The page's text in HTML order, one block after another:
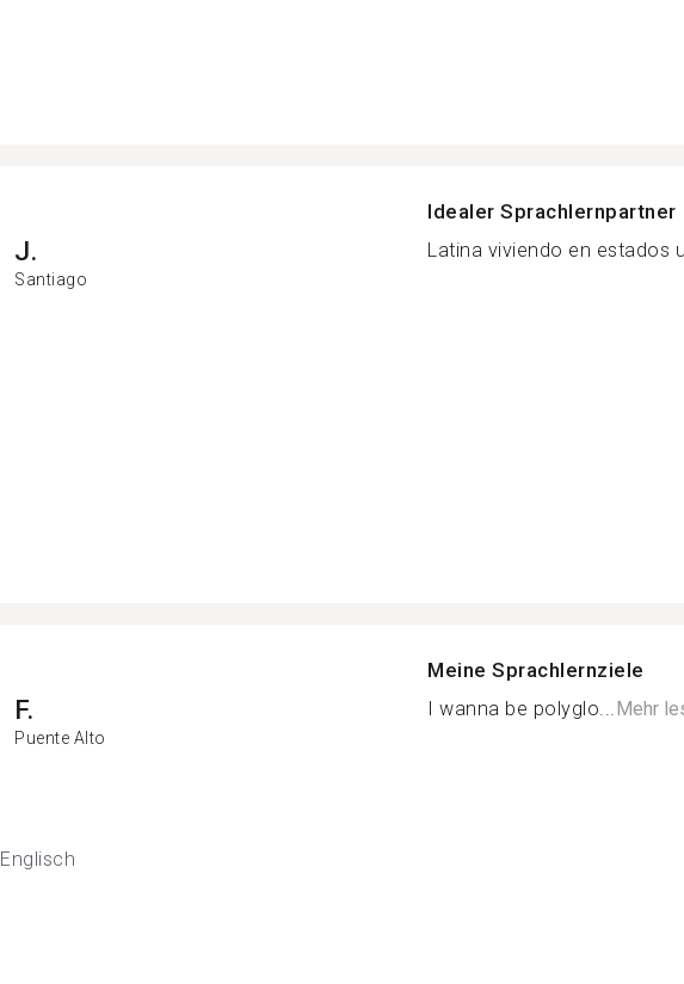
J.
Santiago
Idealer Sprachlernpartner
Latina viviendo en estados
F.
Puente Alto
Englisch
Meine Sprachlernziele
I wanna be polyglo...Mehr